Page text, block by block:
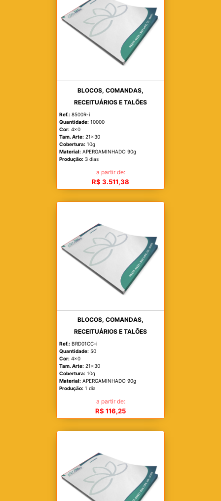
BLOCOS, COMANDAS,
RECEITUÁRIOS E TALÕES
Ref.: 8500R-i
Quantidade: 10000
Cor: 4x0
Tam. Arte: 21x30
Cobertura: 10g
Material: APERGAMINHADO 90g
Produção: 3 dias
a partir de:
R$ 3.511,38
BLOCOS, COMANDAS,
RECEITUÁRIOS E TALÕES
Ref.: BRD01CC-i
Quantidade: 50
Cor: 4x0
Tam. Arte: 21x30
Cobertura: 10g
Material: APERGAMINHADO 90g
Produção: 1 dia
a partir de:
R$ 116,25